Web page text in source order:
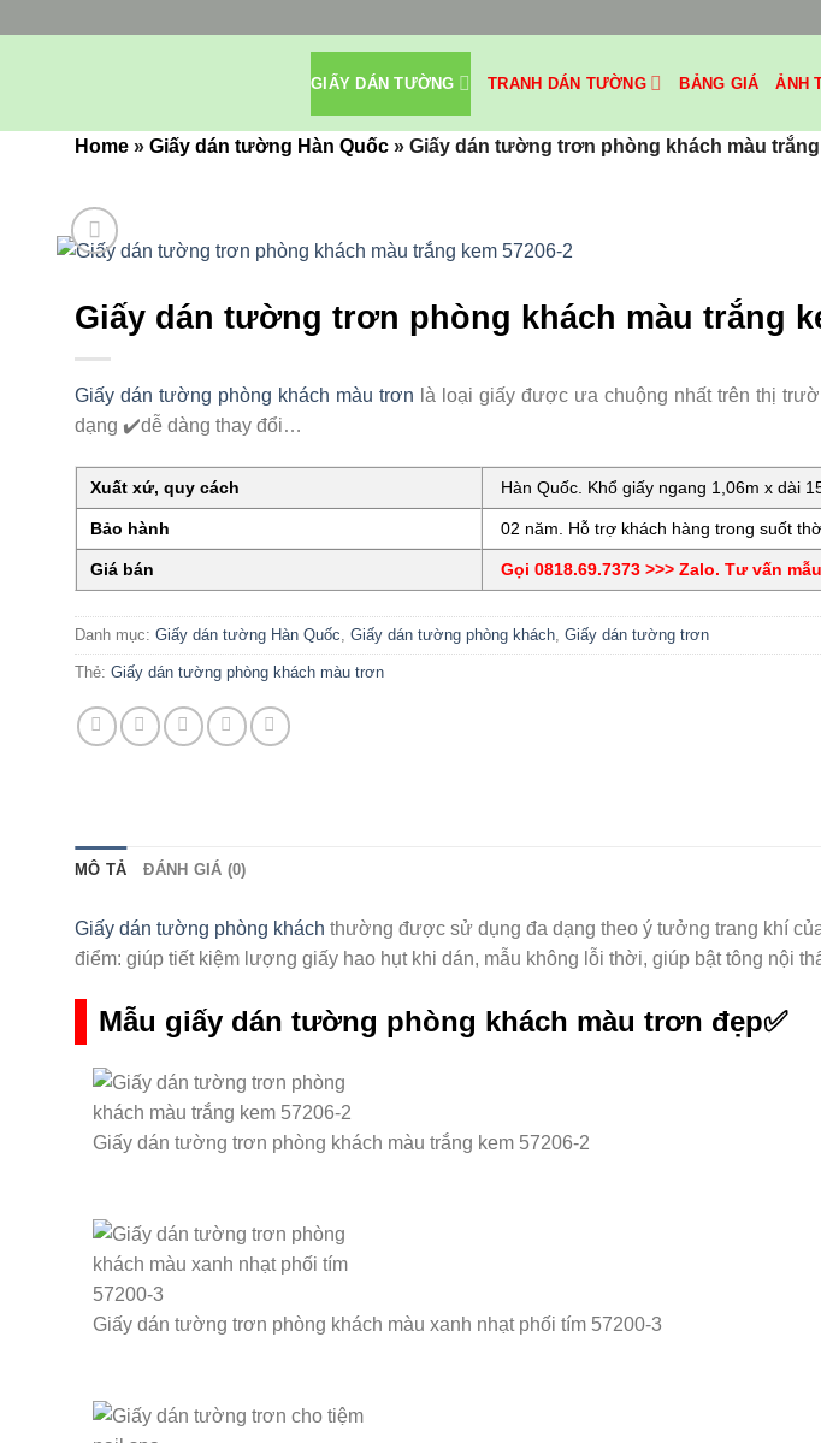
GIẤY DÁN TƯỜNG TRANH DÁN TƯỜNG BẢNG GIÁ ẢNH
Home » Giấy dán tường Hàn Quốc » Giấy dán tường trơn phòng khách màu trắng
Giấy dán tường trơn phòng khách màu trắng
Giấy dán tường phòng khách màu trơn là loại giấy được ưa chuộng nhất trên thị
dạng ✔️dễ dàng thay đổi…
Xuất xứ, quy cách Hàn Quốc. Khổ giấy ngang 1,06m x dài
Bảo hành 02 năm. Hỗ trợ khách hàng trong suốt
Giá bán Gọi 0818.69.7373 >>> Zalo. Tư vấn
Danh mục: Giấy dán tường Hàn Quốc Giấy dán tường phòng khách Giấy dán tường trơn
Thẻ: Giấy dán tường phòng khách màu trơn
MÔ TẢ ĐÁNH GIÁ (0)
Giấy dán tường phòng khách thường được sử dụng đa dạng theo ý tưởng trang khí
điểm: giúp tiết kiệm lượng giấy hao hụt khi dán, mẫu không lỗi thời, giúp bật tông nội
Mẫu giấy dán tường phòng khách màu trơn đẹp✅
Giấy dán tường trơn phòng khách màu trắng kem 57206-2
Giấy dán tường trơn phòng khách màu xanh nhạt phối tím 57200-3